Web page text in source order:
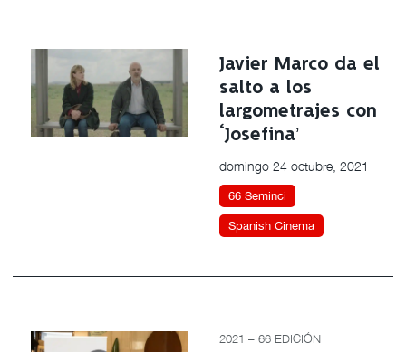
Javier Marco da el
salto a los
largometrajes con
‘Josefina’
domingo 24 octubre, 2021
66 Seminci
Spanish Cinema
2021 – 66 EDICIÓN